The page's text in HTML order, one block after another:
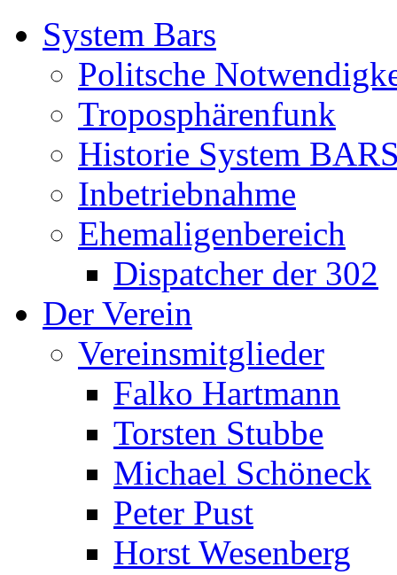
System Bars
Politsche
Troposphärenfunk
Historie System
Inbetriebnahme
Ehemaligenbereich
Dispatcher der 302
Der Verein
Vereinsmitglieder
Falko Hartmann
Torsten Stubbe
Michael Schöneck
Peter Pust
Horst Wesenberg